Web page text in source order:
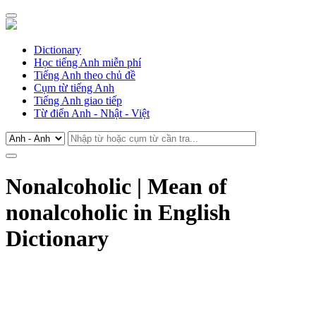
Dictionary
Học tiếng Anh miễn phí
Tiếng Anh theo chủ đề
Cụm từ tiếng Anh
Tiếng Anh giao tiếp
Từ điển Anh - Nhật - Việt
Nonalcoholic | Mean of
nonalcoholic in English
Dictionary